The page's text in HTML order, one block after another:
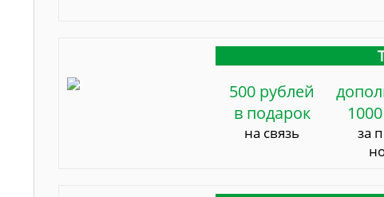
500 рублей
в подарок
на связь
за